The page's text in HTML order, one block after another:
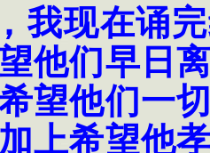
我现在诵
他们早日
望他们一
上希望他